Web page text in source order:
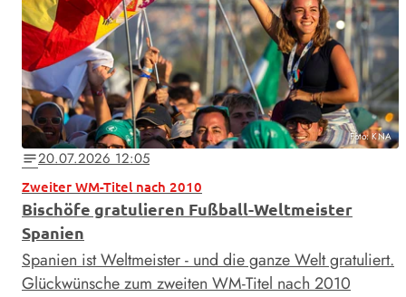
Foto: KNA
notes20.07.2026 12:05
Zweiter WM-Titel nach 2010
Bischöfe gratulieren Fußball-Weltmeister
Spanien
Spanien ist Weltmeister - und die ganze Welt gratuliert.
Glückwünsche zum zweiten WM-Titel nach 2010